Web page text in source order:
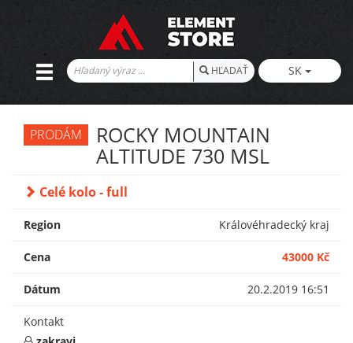
HĽADAŤ SK
PRODÁM ROCKY MOUNTAIN
ALTITUDE 730 MSL
Celé kolo - full
Region Královéhradecký kraj
Cena 43000 Kč
Dátum 20.2.2019 16:51
Kontakt